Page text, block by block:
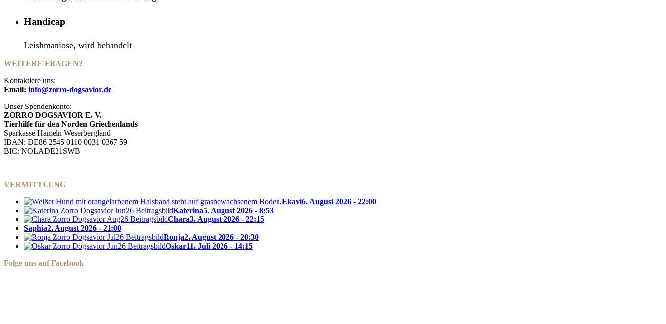
Handicap
Leishmaniose, wird behandelt
WEITERE FRAGEN?
Kontaktiere uns:
Email: info@zorro-dogsavior.de
Unser Spendenkonto:
ZORRO DOGSAVIOR E. V.
Tierhilfe für den Norden Griechenlands
Sparkasse Hameln Weserbergland
IBAN: DE86 2545 0110 0031 0367 59
BIC: NOLADE21SWB
VERMITTLUNG
Ekavi6. August 2026 - 22:00
Katerina5. August 2026 - 8:53
Chara3. August 2026 - 22:15
Saphia2. August 2026 - 21:00
Ronja2. August 2026 - 20:30
Oskar11. Juli 2026 - 14:15
Folge uns auf Facebook